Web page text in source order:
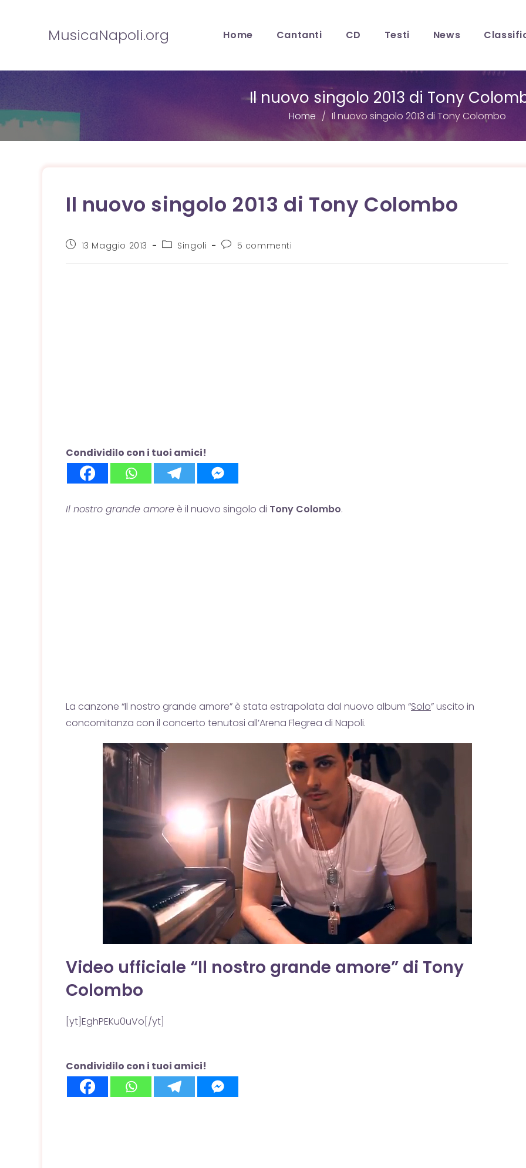
MusicaNapoli.org Home Cantanti CD Testi News
Il nuovo singolo 2013 di Tony
Home Il nuovo singolo 2013 di Tony Colombo
Il nuovo singolo 2013 di Tony Colombo
Articolo13 Maggio 2013
Categoria
Singoli
Commenti
5 commenti
Condividilo con i tuoi amici!
Il nostro grande amore è il nuovo singolo di Tony Colombo.
La canzone “Il nostro grande amore” è stata estrapolata dal nuovo album “Solo” uscito in
concomitanza con il concerto tenutosi all’Arena Flegrea di Napoli.
Video ufficiale “Il nostro grande amore” di Tony
Colombo
[yt]EghPEKu0uVo[/yt]
Condividilo con i tuoi amici!